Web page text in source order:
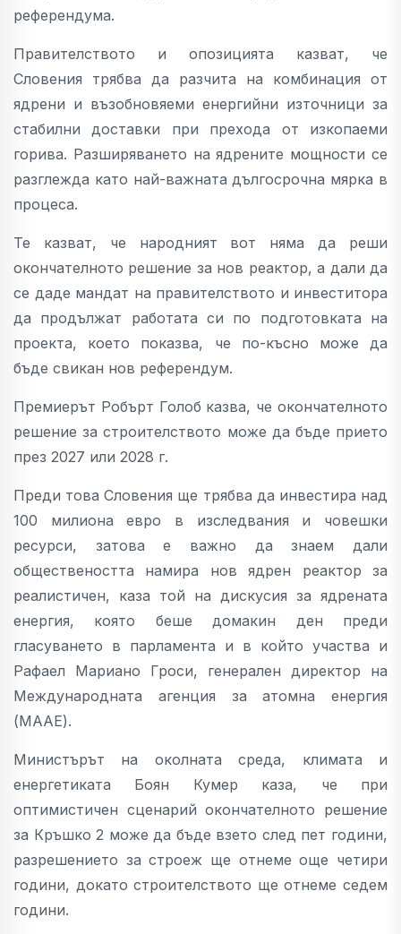
референдума.
Правителството и опозицията казват, че
Словения трябва да разчита на комбинация от
ядрени и възобновяеми енергийни източници за
стабилни доставки при прехода от изкопаеми
горива. Разширяването на ядрените мощности се
разглежда като най-важната дългосрочна мярка в
процеса.
Те казват, че народният вот няма да реши
окончателното решение за нов реактор, а дали да
се даде мандат на правителството и инвеститора
да продължат работата си по подготовката на
проекта, което показва, че по-късно може да
бъде свикан нов референдум.
Премиерът Робърт Голоб казва, че окончателното
решение за строителството може да бъде прието
през 2027 или 2028 г.
Преди това Словения ще трябва да инвестира над
100 милиона евро в изследвания и човешки
ресурси, затова е важно да знаем дали
обществеността намира нов ядрен реактор за
реалистичен, каза той на дискусия за ядрената
енергия, която беше домакин ден преди
гласуването в парламента и в който участва и
Рафаел Мариано Гроси, генерален директор на
Международната агенция за атомна енергия
(МААЕ).
Министърът на околната среда, климата и
енергетиката Боян Кумер каза, че при
оптимистичен сценарий окончателното решение
за Кръшко 2 може да бъде взето след пет години,
разрешението за строеж ще отнеме още четири
години, докато строителството ще отнеме седем
години.